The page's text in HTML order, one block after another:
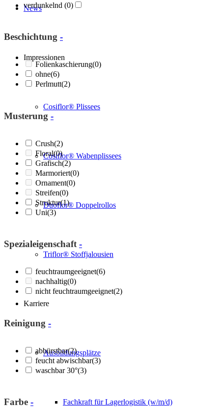
News
Impressionen
Cosiflor® Plissees
Cosiflor® Wabenplissees
Duoflor® Doppelrollos
Triflor® Stoffjalousien
Karriere
Ausbildungsplätze
Fachkraft für Lagerlogistik (w/m/d)
verdunkelnd (0)
Beschichtung -
Folienkaschierung(0)
ohne(6)
Perlmutt(2)
Musterung -
Crush(2)
Floral(0)
Grafisch(2)
Marmoriert(0)
Ornament(0)
Streifen(0)
Struktur(1)
Uni(3)
Spezialeigenschaft-
feuchtraumgeeignet(6)
nachhaltig(0)
nicht feuchtraumgeeignet(2)
Reinigung -
abbürstbar(2)
feucht abwischbar(3)
waschbar 30°(3)
Farbe -